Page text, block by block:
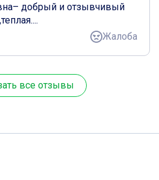
добрый и отзывчивый
Жалоба
все отзывы